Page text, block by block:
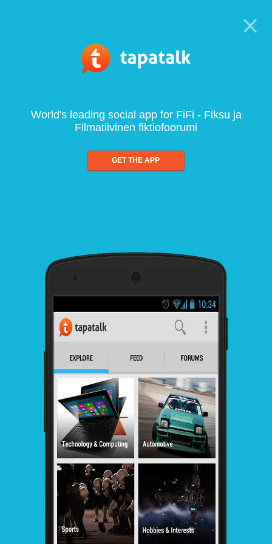
World's leading social app for FiFi - Fiksu ja
Filmatiivinen fiktiofoorumi
GET THE APP